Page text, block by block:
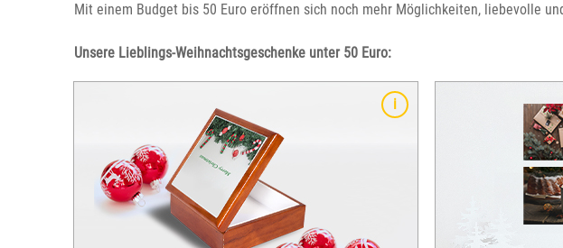
Mit einem Budget bis 50 Euro eröffnen sich noch mehr Möglichkeiten, liebevolle
Unsere Lieblings-Weihnachtsgeschenke unter 50 Euro:
Ein besonderes Foto gedruckt auf Leinwand sorgt zu
Weihnachten garantiert für strahlende Augen.
Quadratisch,
Foto-
ganz
kostenlosen
Auswahl der